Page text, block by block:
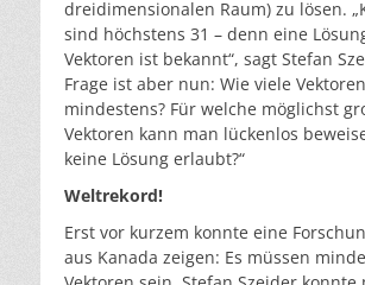
dreidimensionalen Raum) zu lösen.
sind höchstens 31 – denn eine
Vektoren ist bekannt“, sagt Stefan
Frage ist aber nun: Wie viele
mindestens? Für welche möglichst
Vektoren kann man lückenlos
keine Lösung erlaubt?“
Weltrekord!
Erst vor kurzem konnte eine
aus Kanada zeigen: Es müssen